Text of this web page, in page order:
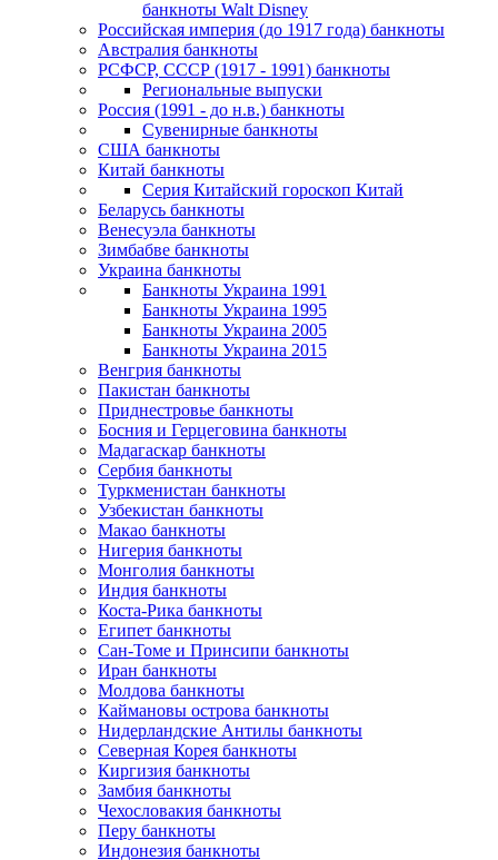
банкноты Walt Disney
Российская империя (до 1917 года) банкноты
Австралия банкноты
РСФСР, СССР (1917 - 1991) банкноты
Региональные выпуски
Россия (1991 - до н.в.) банкноты
Сувенирные банкноты
США банкноты
Китай банкноты
Серия Китайский гороскоп Китай
Беларусь банкноты
Венесуэла банкноты
Зимбабве банкноты
Украина банкноты
Банкноты Украина 1991
Банкноты Украина 1995
Банкноты Украина 2005
Банкноты Украина 2015
Венгрия банкноты
Пакистан банкноты
Приднестровье банкноты
Босния и Герцеговина банкноты
Мадагаскар банкноты
Сербия банкноты
Туркменистан банкноты
Узбекистан банкноты
Макао банкноты
Нигерия банкноты
Монголия банкноты
Индия банкноты
Коста-Рика банкноты
Египет банкноты
Сан-Томе и Принсипи банкноты
Иран банкноты
Молдова банкноты
Каймановы острова банкноты
Нидерландские Антилы банкноты
Северная Корея банкноты
Киргизия банкноты
Замбия банкноты
Чехословакия банкноты
Перу банкноты
Индонезия банкноты